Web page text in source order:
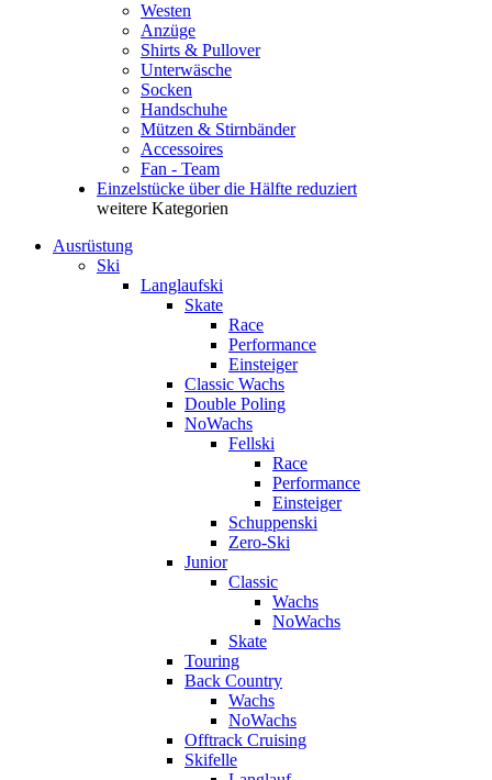
Westen
Anzüge
Shirts & Pullover
Unterwäsche
Socken
Handschuhe
Mützen & Stirnbänder
Accessoires
Fan - Team
Einzelstücke über die Hälfte reduziert
weitere Kategorien
Ausrüstung
Ski
Langlaufski
Skate
Race
Performance
Einsteiger
Classic Wachs
Double Poling
NoWachs
Fellski
Race
Performance
Einsteiger
Schuppenski
Zero-Ski
Junior
Classic
Wachs
NoWachs
Skate
Touring
Back Country
Wachs
NoWachs
Offtrack Cruising
Skifelle